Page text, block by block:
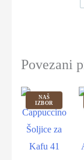
Povezani
NAŠ
IZBOR